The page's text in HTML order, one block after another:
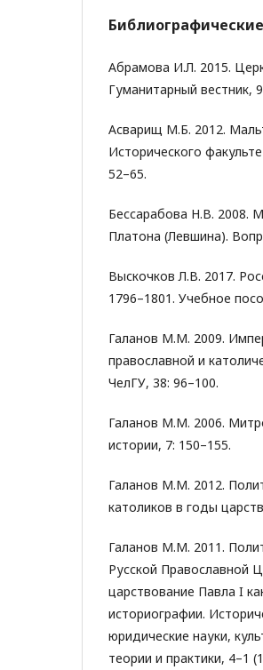
Абрамова И.Л. 2015.
Гуманитарный вестник,
Асварищ М.Б. 2012.
Исторического
52–65.
Бессарабова Н.В. 2008.
Платона (Левшина).
Выскочков Л.В. 2017.
1796–1801. Учебное
Галанов М.М. 2009.
православной и
ЧелГУ, 38: 96–100.
Галанов М.М. 2006.
истории, 7: 150–155.
Галанов М.М. 2012.
католиков в годы
Галанов М.М. 2011.
Русской Православной
царствование Павла I
историографии.
юридические науки,
теории и практики, 4–1